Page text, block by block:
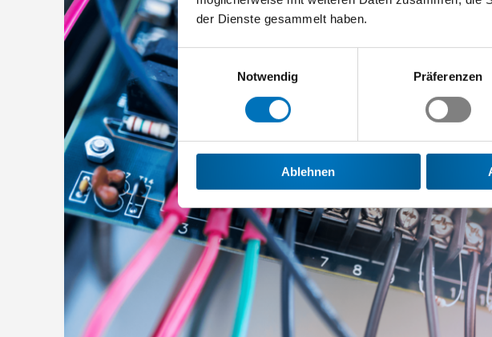
der Dienste gesammelt haben.
Einwilligungsauswahl
Notwendig
Präferenzen
Ablehnen